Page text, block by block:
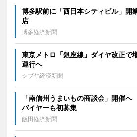
博多駅前に「西日本シティビル」開
店
博多経済新聞
東京メトロ「銀座線」ダイヤ改正
運行へ
シブヤ経済新聞
「南信州うまいもの商談会」開催
バイヤーも初募集
飯田経済新聞